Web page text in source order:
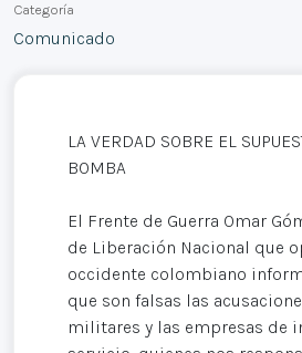
Categoría
Comunicado
LA VERDAD SOBRE EL
BOMBA
El Frente de Guerra Omar
de Liberación Nacional que
occidente colombiano
que son falsas las
militares y las empresas de